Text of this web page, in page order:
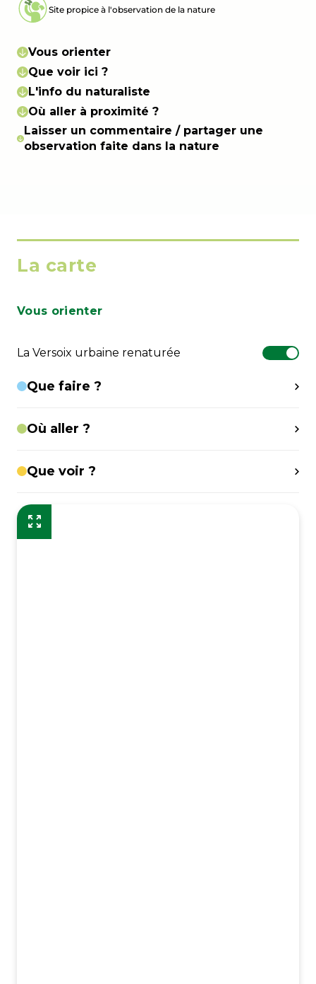
Site propice à l'observation de la nature
Vous orienter
Que voir ici ?
L'info du naturaliste
Où aller à proximité ?
Laisser un commentaire / partager une
observation faite dans la nature
La carte
Vous orienter
La Versoix urbaine renaturée
Que faire ?
Où aller ?
Que voir ?